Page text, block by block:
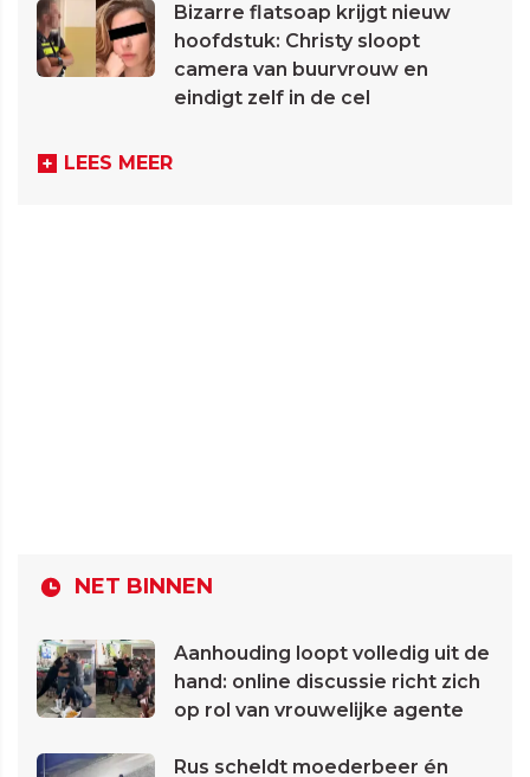
Bizarre flatsoap krijgt nieuw
hoofdstuk: Christy sloopt
camera van buurvrouw en
eindigt zelf in de cel
LEES MEER
NET BINNEN
Aanhouding loopt volledig uit de
hand: online discussie richt zich
op rol van vrouwelijke agente
Rus scheldt moederbeer én